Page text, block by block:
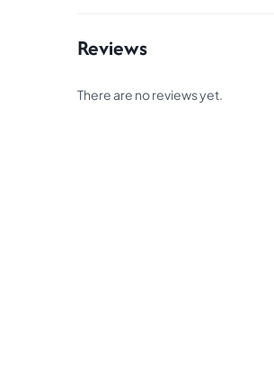
Reviews
There are no reviews yet.